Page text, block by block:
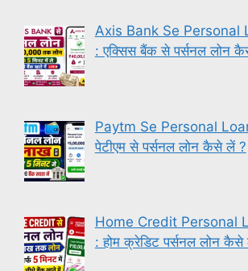
Axis Bank Se Personal
: एक्सिस बैंक से पर्सनल लोन
Paytm Se Personal
पेटीएम से पर्सनल लोन कैसे लें ?
Home Credit Personal
: होम क्रेडिट पर्सनल लोन